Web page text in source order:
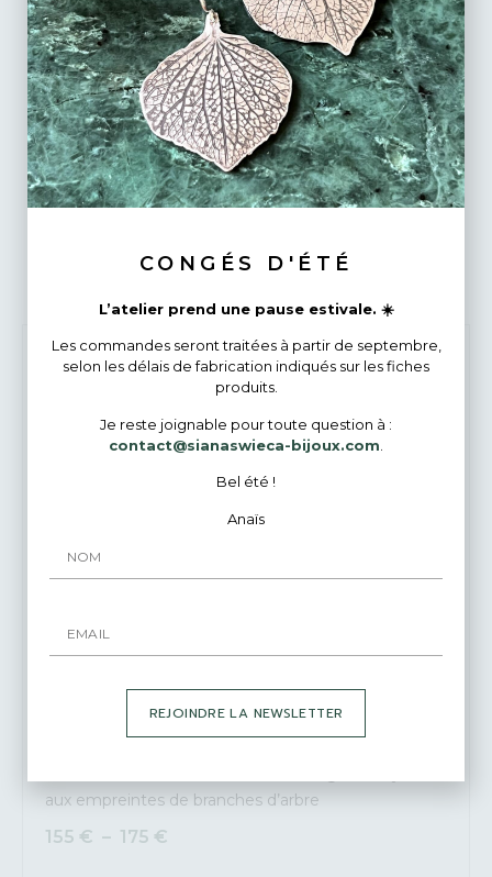
à la main dans mon atelier à partir de dentelle.
Type : système de fermeture avec tige et papillon.
Taille des BO : environ 2,5cm par 2cm.
Chaque bijou est emballé dans un bel écrin, prêt à (s’)offrir.
Possibilité d’écrire un petit mot personnalisé.
Fabrication artisanale en stock prêt à partir.
Livraison en France et à l’international en lettre suivie (3 jours
ouvrables).
Bijoux Similaires
aux empreintes de branches d’arbre
155 € – 175 €
CONGÉS D'ÉTÉ
L’atelier prend une pause estivale. ☀️
Les commandes seront traitées à partir de septembre,
selon les délais de fabrication indiqués sur les fiches
produits.
Je reste joignable pour toute question à :
contact@sianaswieca-bijoux.com
Bel été !
Anaïs
REJOINDRE LA NEWSLETTER